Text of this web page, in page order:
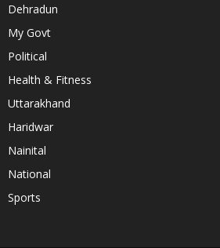
Dehradun
My Govt
Political
Health & Fitness
Uttarakhand
Haridwar
Nainital
National
Sports